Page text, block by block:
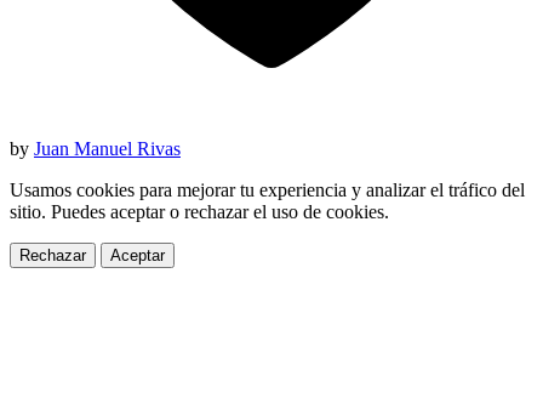
by Juan Manuel Rivas
Usamos cookies para mejorar tu experiencia y analizar el tráfico del
sitio. Puedes aceptar o rechazar el uso de cookies.
Rechazar Aceptar